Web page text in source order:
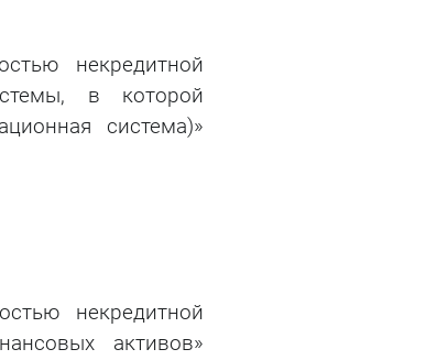
некредитной
в которой
система)»
некредитной
активов»